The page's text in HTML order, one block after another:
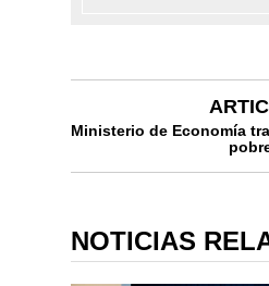
Ministerio de Economía
NOTICIAS